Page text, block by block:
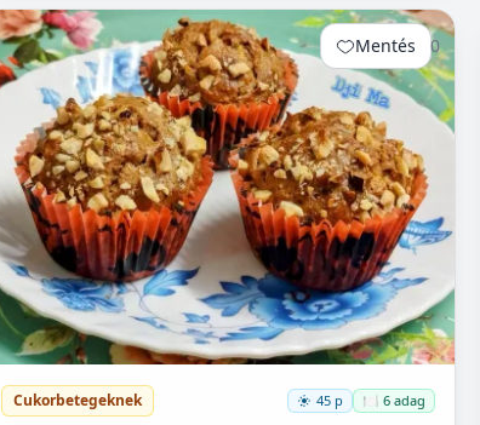
Mentés 0
Cukorbetegeknek 45 p 🍽️ 6 adag